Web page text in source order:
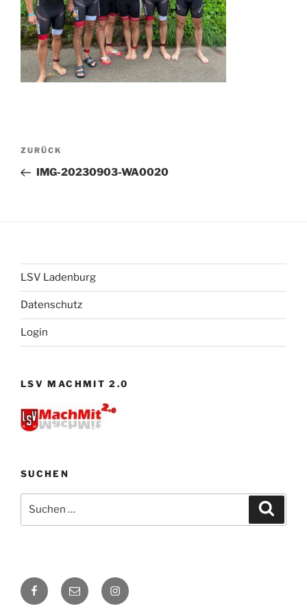
Beitragsnavigation
Vorheriger
Beitrag
ZURÜCK
IMG-20230903-WA0020
LSV Ladenburg
Datenschutz
Login
LSV MACHMIT 2.0
SUCHEN
nach:
Facebook
E-
Mail
Instagram